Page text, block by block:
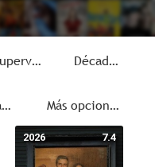
Supervivencia Década
Más populares Más opciones
7.4
2026